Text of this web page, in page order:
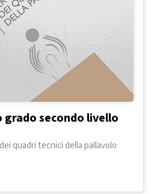
secondo livello
quadri tecnici della pallavolo